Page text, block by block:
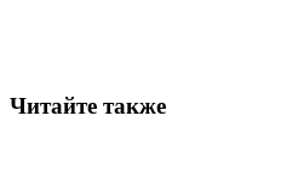
Читайте также